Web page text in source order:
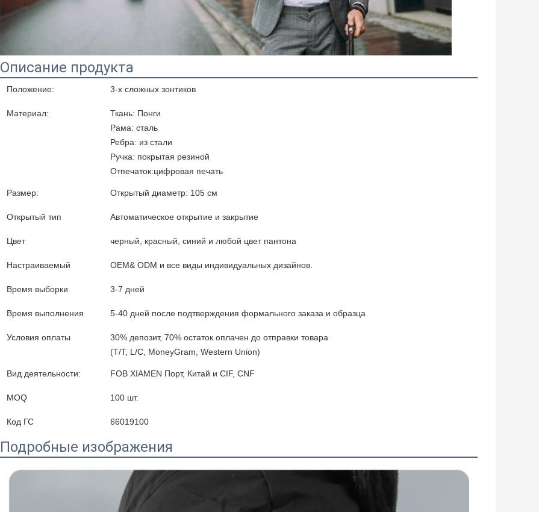
Описание продукта
Положение: 3-х сложных зонтиков
Материал:
Ткань: Понги
Рама: сталь
Ребра: из стали
Ручка: покрытая резиной
Отпечаток:цифровая печать
Размер: Открытый диаметр: 105 см
Открытый тип Автоматическое открытие и закрытие
Цвет черный, красный, синий и любой цвет пантона
Настраиваемый OEM& ODM и все виды индивидуальных дизайнов.
Время выборки 3-7 дней
Время выполнения 5-40 дней после подтверждения формального заказа и образца
Условия оплаты
30% депозит, 70% остаток оплачен до отправки товара
(T/T, L/C, MoneyGram, Western Union)
Вид деятельности: FOB XIAMEN Порт, Китай и CIF, CNF
MOQ 100 шт.
Код ГС 66019100
Подробные изображения